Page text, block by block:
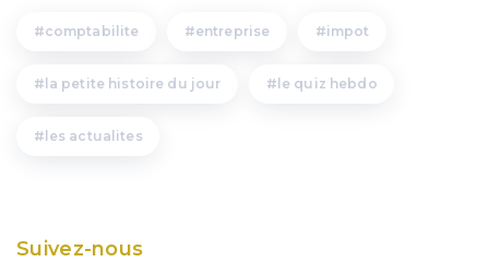
comptabilite entreprise impot
la petite histoire du jour le quiz hebdo
les actualites
Suivez-nous